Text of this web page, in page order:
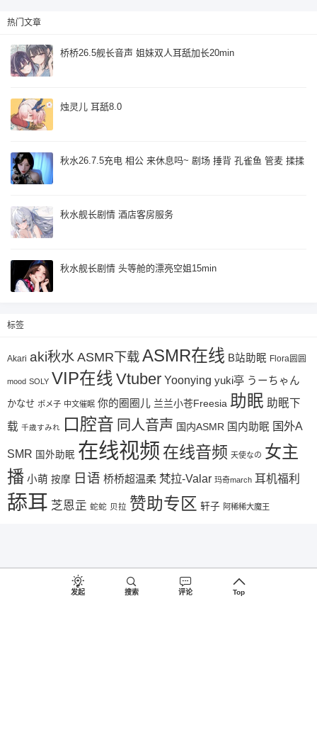
热门文章
桥桥26.5舰长音声 姐妹双人耳舐加长20min
烛灵儿 耳舐8.0
秋水26.7.5充电 相公 来休息吗~ 剧场 捶背 孔雀鱼 管麦 揉揉
秋水舰长剧情 酒店客房服务
秋水舰长剧情 头等舱的漂亮空姐15min
标签
Akari aki秋水ASMR下载ASMR在线 B站助眠 Flora圆圆
mood SOLY VIP在线 Vtuber Yoonying yuki亭 うーちゃん
かなせ ポメ子 中文催眠 你的圈圈儿 兰兰小苍Freesia 助眠 助眠下
载 千歳すみれ 口腔音 同人音声 国内ASMR 国内助眠 国外A
SMR 国外助眠 在线视频 在线音频 天使なの 女主
播 小萌 按摩 日语 桥桥超温柔 梵拉-Valar 玛奇march 耳机福利
舔耳 芝恩㱏 蛇蛇 贝拉 赞助专区 轩子 阿稀稀大魔王
发起 搜索 评论 Top